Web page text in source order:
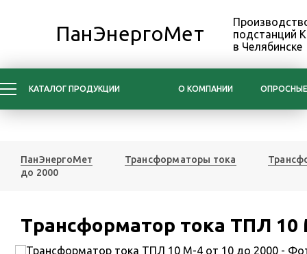
ПанЭнергоМет
подстанций
в Челябинске
КАТАЛОГ ПРОДУКЦИИ О КОМПАНИИ
ПанЭнергоМет Трансформаторы тока
до 2000
Трансформатор тока ТПЛ 10